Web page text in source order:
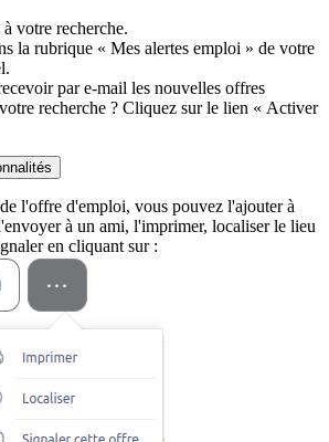
votre recherche.
la rubrique « Mes alertes emploi » de votre
par e-mail les nouvelles offres
recherche ? Cliquez sur le lien « Activer
l'offre d'emploi, vous pouvez l'ajouter à
à un ami, l'imprimer, localiser le lieu
en cliquant sur :